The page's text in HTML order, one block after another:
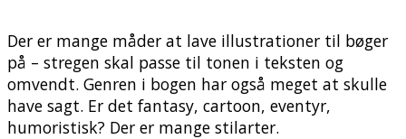
Der er mange måder at lave illustrationer til bøger
på – stregen skal passe til tonen i teksten og
omvendt. Genren i bogen har også meget at skulle
have sagt. Er det fantasy, cartoon, eventyr,
humoristisk? Der er mange stilarter.